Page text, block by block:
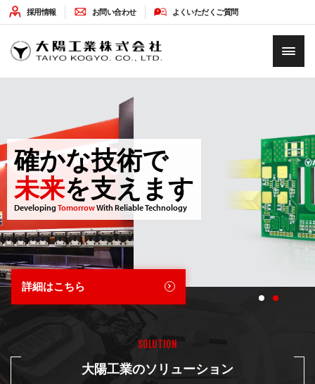
採用情報 お問い合わせ よくいただくご質問
ソリューション
最新情報
環境への取り組み
確かな技術で
未来を支えます
DevelopingTomorrowWith Reliable Technology
詳細はこちら
SOLUTION
大陽工業のソリューション